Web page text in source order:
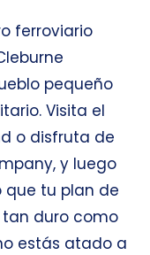
ferroviario
pequeño
Visita el
o disfruta de
y luego
que tu plan de
duro como
estás atado a